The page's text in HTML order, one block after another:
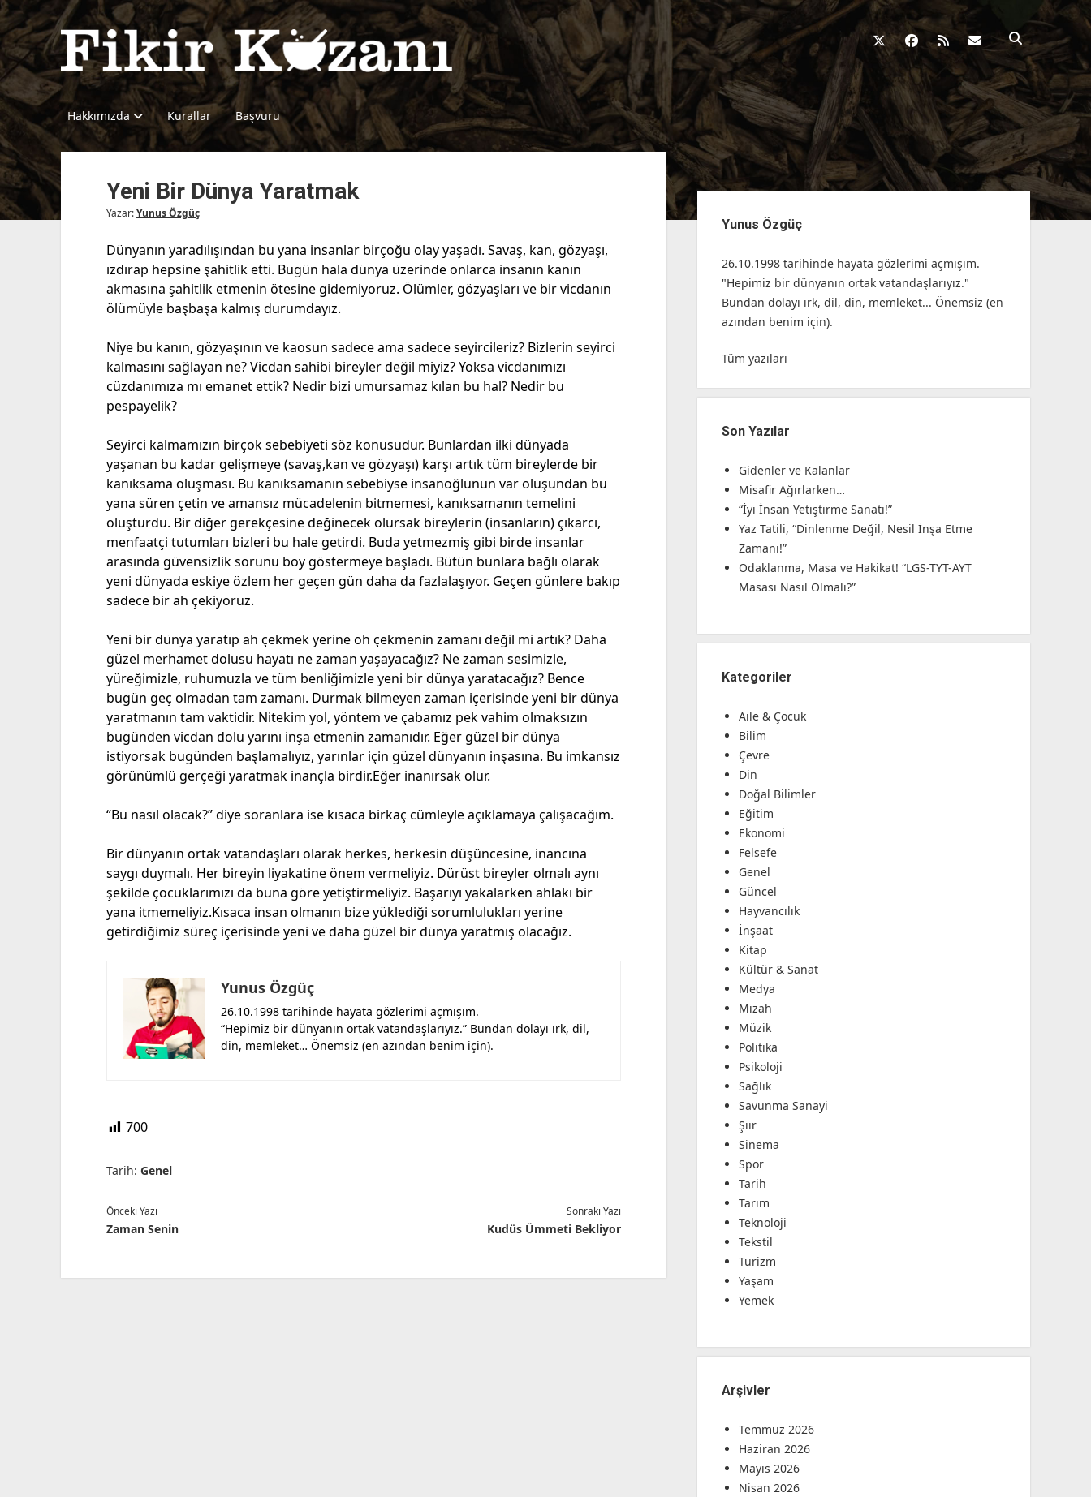
Fikir
Kazanı
twitterfacebook
rss
Hakkımızda Kurallar Başvuru
Yeni Bir Dünya Yaratmak
Yazar:Yunus Özgüç
Dünyanın yaradılışından bu yana insanlar birçoğu olay yaşadı. Savaş, kan, gözyaşı,
ızdırap hepsine şahitlik etti. Bugün hala dünya üzerinde onlarca insanın kanın
akmasına şahitlik etmenin ötesine gidemiyoruz. Ölümler, gözyaşları ve bir vicdanın
ölümüyle başbaşa kalmış durumdayız.
Niye bu kanın, gözyaşının ve kaosun sadece ama sadece seyircileriz? Bizlerin seyirci
kalmasını sağlayan ne? Vicdan sahibi bireyler değil miyiz? Yoksa vicdanımızı
cüzdanımıza mı emanet ettik? Nedir bizi umursamaz kılan bu hal? Nedir bu
pespayelik?
Seyirci kalmamızın birçok sebebiyeti söz konusudur. Bunlardan ilki dünyada
yaşanan bu kadar gelişmeye (savaş,kan ve gözyaşı) karşı artık tüm bireylerde bir
kanıksama oluşması. Bu kanıksamanın sebebiyse insanoğlunun var oluşundan bu
yana süren çetin ve amansız mücadelenin bitmemesi, kanıksamanın temelini
oluşturdu. Bir diğer gerekçesine değinecek olursak bireylerin (insanların) çıkarcı,
menfaatçi tutumları bizleri bu hale getirdi. Buda yetmezmiş gibi birde insanlar
arasında güvensizlik sorunu boy göstermeye başladı. Bütün bunlara bağlı olarak
yeni dünyada eskiye özlem her geçen gün daha da fazlalaşıyor. Geçen günlere bakıp
sadece bir ah çekiyoruz.
Yeni bir dünya yaratıp ah çekmek yerine oh çekmenin zamanı değil mi artık? Daha
güzel merhamet dolusu hayatı ne zaman yaşayacağız? Ne zaman sesimizle,
yüreğimizle, ruhumuzla ve tüm benliğimizle yeni bir dünya yaratacağız? Bence
bugün geç olmadan tam zamanı. Durmak bilmeyen zaman içerisinde yeni bir dünya
yaratmanın tam vaktidir. Nitekim yol, yöntem ve çabamız pek vahim olmaksızın
bugünden vicdan dolu yarını inşa etmenin zamanıdır. Eğer güzel bir dünya
istiyorsak bugünden başlamalıyız, yarınlar için güzel dünyanın inşasına. Bu imkansız
görünümlü gerçeği yaratmak inançla birdir.Eğer inanırsak olur.
“Bu nasıl olacak?” diye soranlara ise kısaca birkaç cümleyle açıklamaya çalışacağım.
Bir dünyanın ortak vatandaşları olarak herkes, herkesin düşüncesine, inancına
saygı duymalı. Her bireyin liyakatine önem vermeliyiz. Dürüst bireyler olmalı aynı
şekilde çocuklarımızı da buna göre yetiştirmeliyiz. Başarıyı yakalarken ahlakı bir
yana itmemeliyiz.Kısaca insan olmanın bize yüklediği sorumlulukları yerine
getirdiğimiz süreç içerisinde yeni ve daha güzel bir dünya yaratmış olacağız.
Yunus Özgüç
26.10.1998 tarihinde hayata gözlerimi açmışım.
“Hepimiz bir dünyanın ortak vatandaşlarıyız.” Bundan dolayı ırk, dil,
din, memleket… Önemsiz (en azından benim için).
700
Tarih: Genel
Önceki Yazı
Zaman Senin
Sonraki Yazı
Kudüs Ümmeti Bekliyor
MenüYunus Özgüç
26.10.1998 tarihinde hayata gözlerimi açmışım.
"Hepimiz bir dünyanın ortak vatandaşlarıyız."
Bundan dolayı ırk, dil, din, memleket... Önemsiz (en
azından benim için).
Tüm yazıları
Son Yazılar
Gidenler ve Kalanlar
Misafir Ağırlarken…
“İyi İnsan Yetiştirme Sanatı!”
Yaz Tatili, “Dinlenme Değil, Nesil İnşa Etme
Zamanı!”
Odaklanma, Masa ve Hakikat! “LGS-TYT-AYT
Masası Nasıl Olmalı?”
Kategoriler
Aile & Çocuk
Bilim
Çevre
Din
Doğal Bilimler
Eğitim
Ekonomi
Felsefe
Genel
Güncel
Hayvancılık
İnşaat
Kitap
Kültür & Sanat
Medya
Mizah
Müzik
Politika
Psikoloji
Sağlık
Savunma Sanayi
Şiir
Sinema
Spor
Tarih
Tarım
Teknoloji
Tekstil
Turizm
Yaşam
Yemek
Arşivler
Temmuz 2026
Haziran 2026
Mayıs 2026
Nisan 2026